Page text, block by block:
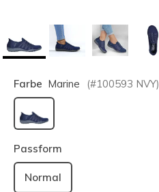
Farbe Marine (#100593 NVY)
ausgewählt
Passform
Normal